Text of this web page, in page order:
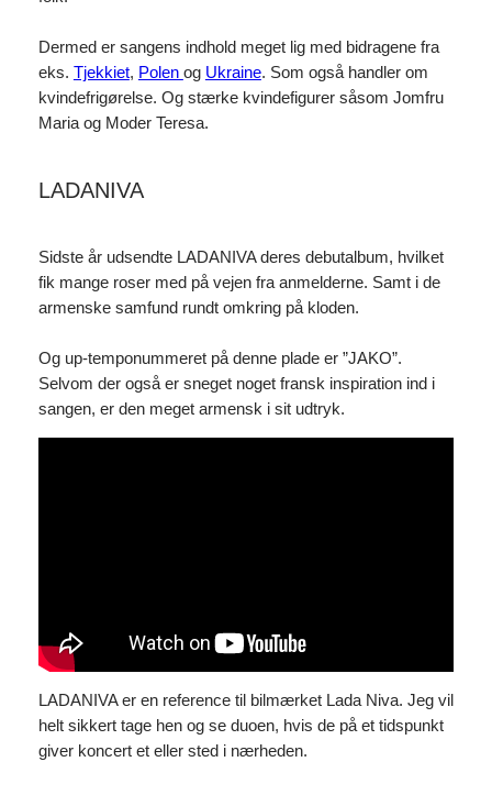
Dermed er sangens indhold meget lig med bidragene fra
eks. Tjekkiet, Polen og Ukraine. Som også handler om
kvindefrigørelse. Og stærke kvindefigurer såsom Jomfru
Maria og Moder Teresa.
LADANIVA
Sidste år udsendte LADANIVA deres debutalbum, hvilket
fik mange roser med på vejen fra anmelderne. Samt i de
armenske samfund rundt omkring på kloden.
Og up-temponummeret på denne plade er ”JAKO”.
Selvom der også er sneget noget fransk inspiration ind i
sangen, er den meget armensk i sit udtryk.
LADANIVA er en reference til bilmærket Lada Niva. Jeg vil
helt sikkert tage hen og se duoen, hvis de på et tidspunkt
giver koncert et eller sted i nærheden.